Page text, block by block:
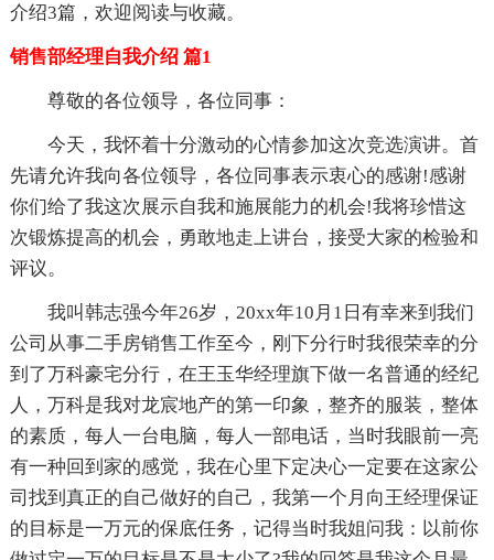
介绍3篇，欢迎阅读与收藏。
销售部经理自我介绍 篇1
尊敬的各位领导，各位同事：
今天，我怀着十分激动的心情参加这次竞选演讲。首
先请允许我向各位领导，各位同事表示衷心的感谢!感谢
你们给了我这次展示自我和施展能力的机会!我将珍惜这
次锻炼提高的机会，勇敢地走上讲台，接受大家的检验和
评议。
我叫韩志强今年26岁，20xx年10月1日有幸来到我们
公司从事二手房销售工作至今，刚下分行时我很荣幸的分
到了万科豪宅分行，在王玉华经理旗下做一名普通的经纪
人，万科是我对龙宸地产的第一印象，整齐的服装，整体
的素质，每人一台电脑，每人一部电话，当时我眼前一亮
有一种回到家的感觉，我在心里下定决心一定要在这家公
司找到真正的自己做好的自己，我第一个月向王经理保证
的目标是一万元的保底任务，记得当时我姐问我：以前你